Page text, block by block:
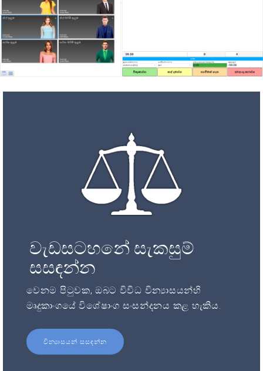
වැඩසටහනේ සැකසුම්
සසඳන්න
වෙනම පිටුවක, ඔබට විවිධ වින්‍යාසයන්හි
මෘදුකාංගයේ විශේෂාංග සංසන්දනය කළ හැකිය.
වින්‍යාසයන් සසඳන්න